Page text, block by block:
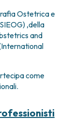
Ostetrica e
,della
and
come